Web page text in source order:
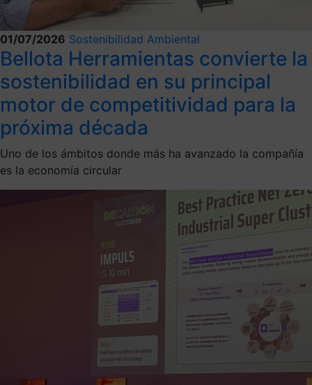
01/07/2026 Sostenibilidad Ambiental
Bellota Herramientas convierte la
sostenibilidad en su principal
motor de competitividad para la
próxima década
Uno de los ámbitos donde más ha avanzado la compañía
es la economía circular